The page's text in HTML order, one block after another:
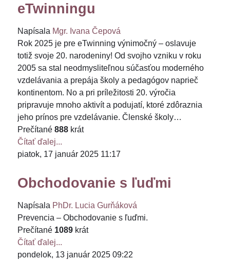
eTwinningu
Napísala Mgr. Ivana Čepová
Rok 2025 je pre eTwinning výnimočný – oslavuje
totiž svoje 20. narodeniny! Od svojho vzniku v roku
2005 sa stal neodmysliteľnou súčasťou moderného
vzdelávania a prepája školy a pedagógov naprieč
kontinentom. No a pri príležitosti 20. výročia
pripravuje mnoho aktivít a podujatí, ktoré zdôraznia
jeho prínos pre vzdelávanie. Členské školy…
Prečítané 888 krát
Čítať ďalej...
piatok, 17 január 2025 11:17
Obchodovanie s ľuďmi
Napísala PhDr. Lucia Gurňáková
Prevencia – Obchodovanie s ľuďmi.
Prečítané 1089 krát
Čítať ďalej...
pondelok, 13 január 2025 09:22